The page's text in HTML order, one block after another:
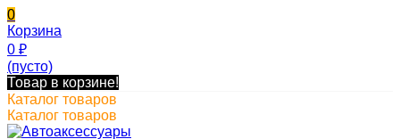
0
Корзина
0 ₽
(пусто)
Товар в корзине!
Каталог товаров
Каталог товаров